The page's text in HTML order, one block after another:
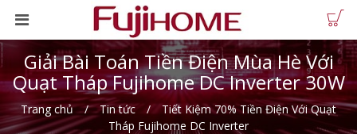
Giải Bài Toán Tiền Điện Mùa Hè Với
Quạt Tháp Fujihome DC Inverter 30W
Trang chủ Tin tức
Tiết Kiệm 70% Tiền Điện Với Quạt
Tháp Fujihome DC Inverter